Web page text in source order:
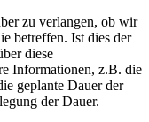
zu verlangen, ob wir
betreffen. Ist dies der
diese
Informationen, z.B. die
geplante Dauer der
der Dauer.